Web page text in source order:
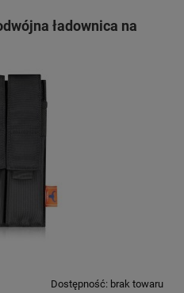
ładownica na
Dostępność: brak towaru